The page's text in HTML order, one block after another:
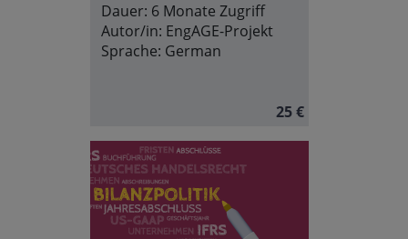
Dauer: 6 Monate Zugriff
Autor/in: EngAGE-Projekt
Sprache: German
25 €